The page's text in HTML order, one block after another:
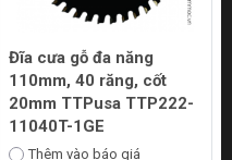
Đĩa cưa gỗ đa năng
110mm, 40 răng, cốt
20mm TTPusa TTP222-
11040T-1GE
Thêm vào báo giá